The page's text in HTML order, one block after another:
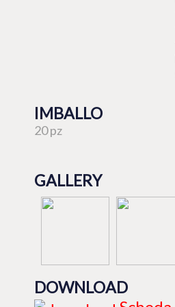
IMBALLO
20 pz
GALLERY
DOWNLOAD